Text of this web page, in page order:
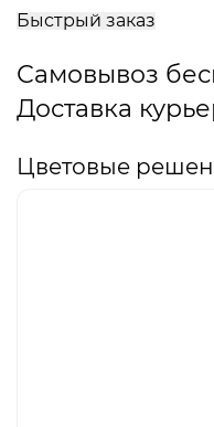
Быстрый заказ
Самовывоз
Доставка
Цветовые